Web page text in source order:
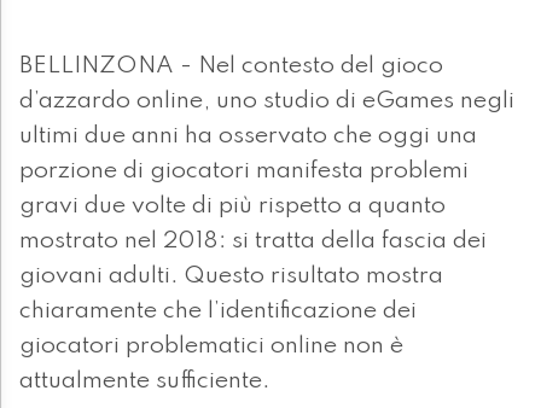
BELLINZONA - Nel contesto del gioco
d’azzardo online, uno studio di eGames negli
ultimi due anni ha osservato che oggi una
porzione di giocatori manifesta problemi
gravi due volte di più rispetto a quanto
mostrato nel 2018: si tratta della fascia dei
giovani adulti. Questo risultato mostra
chiaramente che l’identificazione dei
giocatori problematici online non è
attualmente sufficiente.